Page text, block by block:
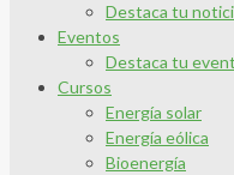
Destaca tu
Eventos
Destaca tu
Cursos
Energía solar
Energía eólica
Bioenergía